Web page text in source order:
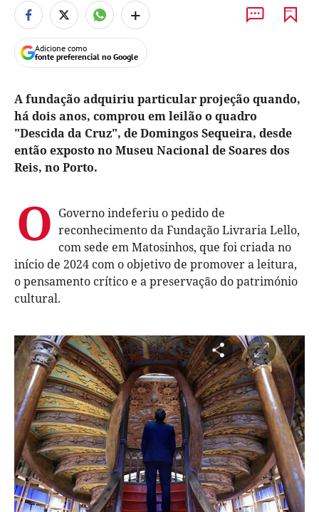
+
Adicione como
fonte preferencial no Google
A fundação adquiriu particular projeção quando,
há dois anos, comprou em leilão o quadro
"Descida da Cruz", de Domingos Sequeira, desde
então exposto no Museu Nacional de Soares dos
Reis, no Porto.
O Governo indeferiu o pedido de
reconhecimento da Fundação Livraria Lello,
com sede em Matosinhos, que foi criada no
início de 2024 com o objetivo de promover a leitura,
o pensamento crítico e a preservação do património
cultural.